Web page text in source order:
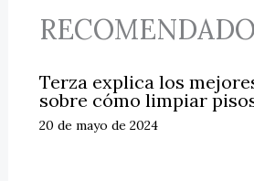
RECOMENDADO
Terza explica los
sobre cómo limpiar
20 de mayo de 2024